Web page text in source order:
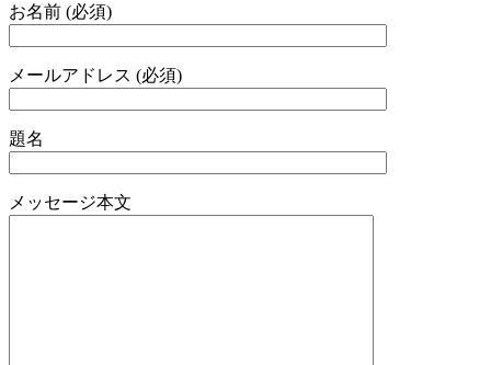
お名前 (必須)
メールアドレス (必須)
題名
メッセージ本文